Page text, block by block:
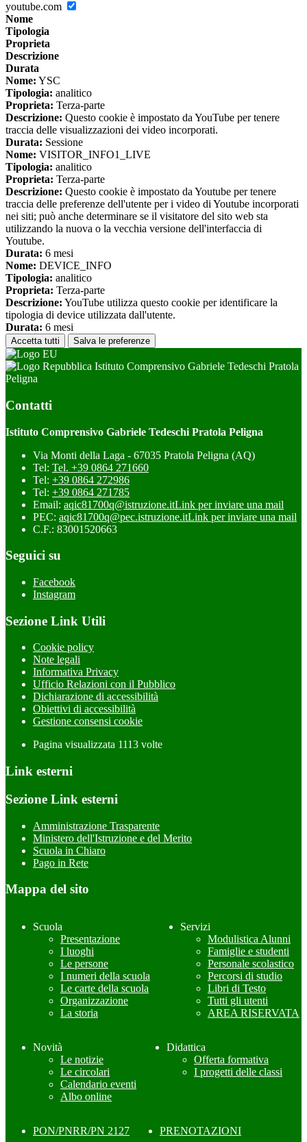
youtube.com
Nome
Tipologia
Proprieta
Descrizione
Durata
Nome: YSC
Tipologia: analitico
Proprieta: Terza-parte
Descrizione: Questo cookie è impostato da YouTube per tenere
traccia delle visualizzazioni dei video incorporati.
Durata: Sessione
Nome: VISITOR_INFO1_LIVE
Tipologia: analitico
Proprieta: Terza-parte
Descrizione: Questo cookie è impostato da Youtube per tenere
traccia delle preferenze dell'utente per i video di Youtube incorporati
nei siti; può anche determinare se il visitatore del sito web sta
utilizzando la nuova o la vecchia versione dell'interfaccia di
Youtube.
Durata: 6 mesi
Nome: DEVICE_INFO
Tipologia: analitico
Proprieta: Terza-parte
Descrizione: YouTube utilizza questo cookie per identificare la
tipologia di device utilizzata dall'utente.
Durata: 6 mesi
Accetta tutti Salva le preferenze
Istituto Comprensivo Gabriele Tedeschi Pratola
Peligna
Contatti
Istituto Comprensivo Gabriele Tedeschi Pratola Peligna
Via Monti della Laga - 67035 Pratola Peligna (AQ)
Tel: Tel. +39 0864 271660
Tel: +39 0864 272986
Tel: +39 0864 271785
Email: aqic81700q@istruzione.itLink per inviare una mail
PEC: aqic81700q@pec.istruzione.itLink per inviare una mail
C.F.: 83001520663
Seguici su
Facebook
Instagram
Sezione Link Utili
Cookie policy
Note legali
Informativa Privacy
Ufficio Relazioni con il Pubblico
Dichiarazione di accessibilità
Obiettivi di accessibilità
Gestione consensi cookie
Pagina visualizzata 1113 volte
Link esterni
Sezione Link esterni
Amministrazione Trasparente
Ministero dell'Istruzione e del Merito
Scuola in Chiaro
Pago in Rete
Mappa del sito
Scuola
Presentazione
I luoghi
Le persone
I numeri della scuola
Le carte della scuola
Organizzazione
La storia
Servizi
Modulistica Alunni
Famiglie e studenti
Personale scolastico
Percorsi di studio
Libri di Testo
Tutti gli utenti
AREA RISERVATA
Novità
Le notizie
Le circolari
Calendario eventi
Albo online
Didattica
Offerta formativa
I progetti delle classi
PON/PNRR/PN 2127 PRENOTAZIONI